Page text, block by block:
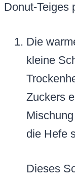
Donut-Teiges
Die
kleine
Zuckers
die Hefe
Dieses